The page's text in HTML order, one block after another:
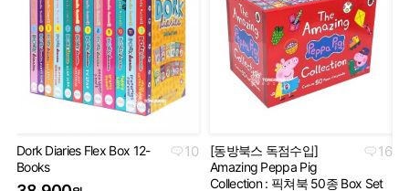
10
Dork Diaries Flex Box 12-
Books
16
[동방북스 독점수입]
Amazing Peppa Pig
Collection : 픽쳐북 50종 Box Set